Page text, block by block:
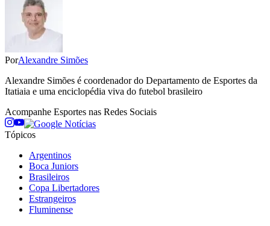
PorAlexandre Simões
Alexandre Simões é coordenador do Departamento de Esportes da
Itatiaia e uma enciclopédia viva do futebol brasileiro
Acompanhe Esportes nas Redes Sociais
Tópicos
Argentinos
Boca Juniors
Brasileiros
Copa Libertadores
Estrangeiros
Fluminense